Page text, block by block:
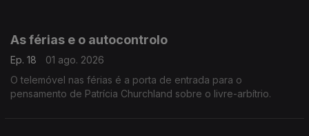
As férias e o autocontrolo
Ep. 18
01 ago. 2026
O telemóvel nas férias é a porta de entrada para o
pensamento de Patrícia Churchland sobre o livre-arbítrio.